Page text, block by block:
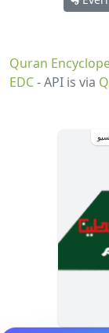
Quran
EDC- API is via